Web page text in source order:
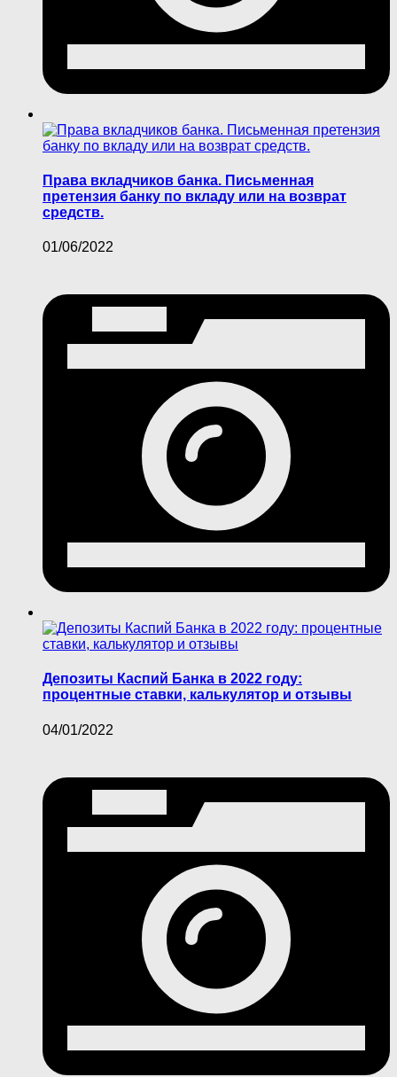
Права вкладчиков банка. Письменная
претензия банку по вкладу или на возврат
средств.
01/06/2022
Депозиты Каспий Банка в 2022 году:
процентные ставки, калькулятор и отзывы
04/01/2022